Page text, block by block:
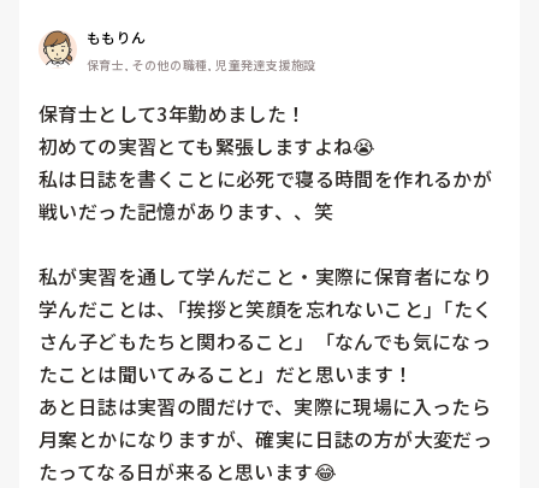
ももりん
保育士, その他の職種, 児童発達支援施設
保育士として3年勤めました！
初めての実習とても緊張しますよね😭
私は日誌を書くことに必死で寝る時間を作れるかが
戦いだった記憶があります、、笑
私が実習を通して学んだこと・実際に保育者になり
学んだことは、｢挨拶と笑顔を忘れないこと｣「たく
さん子どもたちと関わること」「なんでも気になっ
たことは聞いてみること」だと思います！
あと日誌は実習の間だけで、実際に現場に入ったら
月案とかになりますが、確実に日誌の方が大変だっ
たってなる日が来ると思います😂